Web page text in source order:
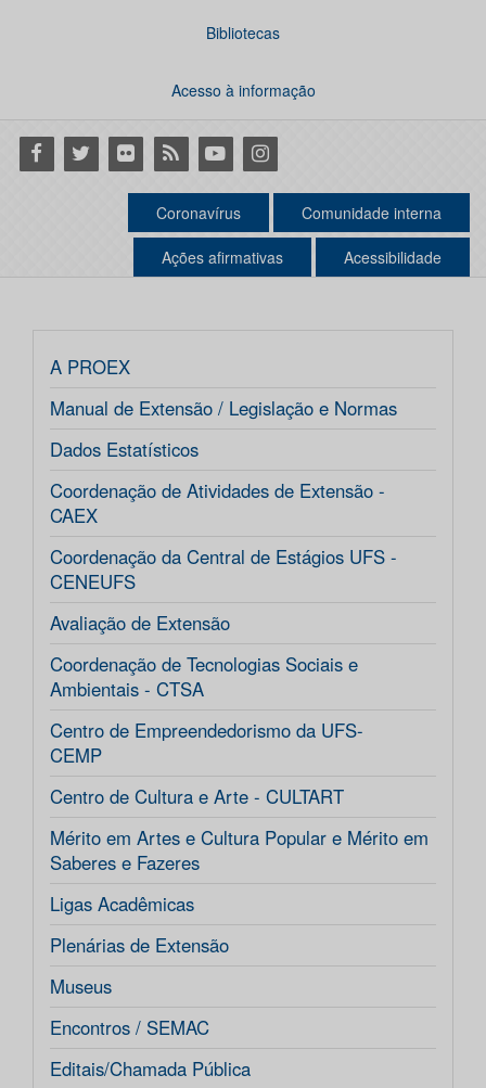
Bibliotecas
Acesso à informação
Facebook
Twitter Flickr RSS YoutubeInstagram
Coronavírus Comunidade interna
Ações afirmativas Acessibilidade
A PROEX
Manual de Extensão / Legislação e Normas
Dados Estatísticos
Coordenação de Atividades de Extensão -
CAEX
Coordenação da Central de Estágios UFS -
CENEUFS
Avaliação de Extensão
Coordenação de Tecnologias Sociais e
Ambientais - CTSA
Centro de Empreendedorismo da UFS-
CEMP
Centro de Cultura e Arte - CULTART
Mérito em Artes e Cultura Popular e Mérito em
Saberes e Fazeres
Ligas Acadêmicas
Plenárias de Extensão
Museus
Encontros / SEMAC
Editais/Chamada Pública